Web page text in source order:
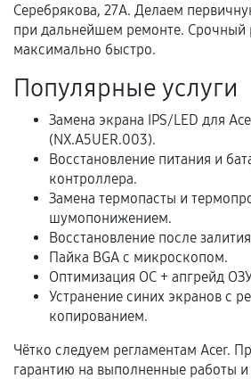
Документы на
и кассовый чек.
Расширенная гарантия
В некоторых случаях возможно
расширенной гарантии.
условия продления
фиксируются в документах.
Когда гарантия не
Нарушение правил
механические повреждения,
перегрев, коррозия.
Серебрякова, 27А. Делаем
при дальнейшем ремонте. Срочный
максимально быстро.
Популярные услуги
Замена экрана IPS/LED для
(NX.A5UER.003).
Восстановление питания и
контроллера.
Замена термопасты и
шумопонижением.
Восстановление после
Пайка BGA с микроскопом.
Оптимизация ОС + апгрейд
Устранение синих экранов с
копированием.
Чётко следуем регламентам Acer.
гарантию на выполненные работы и